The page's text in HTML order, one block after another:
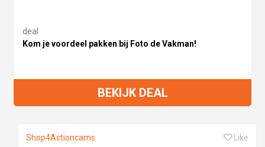
deal
Kom je voordeel pakken bij Foto de Vakman!
BEKIJK DEAL
Shop4Actioncams Like